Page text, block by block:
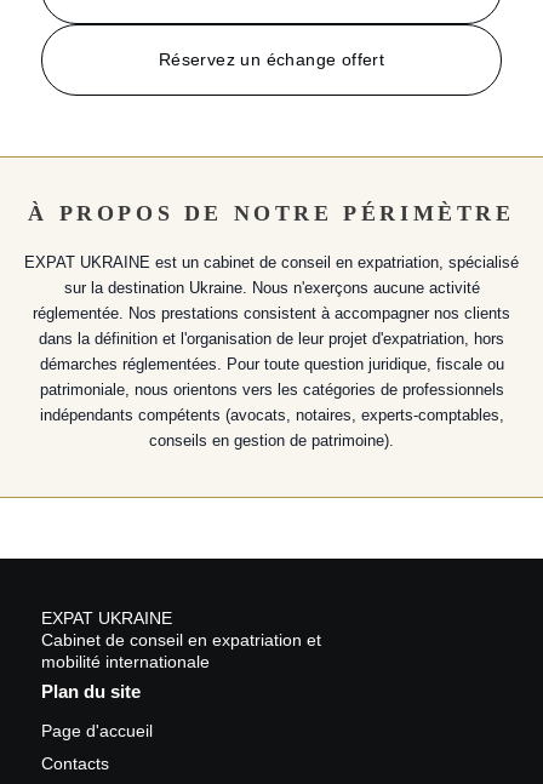
Réservez un échange offert
À PROPOS DE NOTRE PÉRIMÈTRE
EXPAT UKRAINE est un cabinet de conseil en expatriation, spécialisé
sur la destination Ukraine. Nous n'exerçons aucune activité
réglementée. Nos prestations consistent à accompagner nos clients
dans la définition et l'organisation de leur projet d'expatriation, hors
démarches réglementées. Pour toute question juridique, fiscale ou
patrimoniale, nous orientons vers les catégories de professionnels
indépendants compétents (avocats, notaires, experts-comptables,
conseils en gestion de patrimoine).
EXPAT UKRAINE
Cabinet de conseil en expatriation et
mobilité internationale
Plan du site
Page d'accueil
Contacts